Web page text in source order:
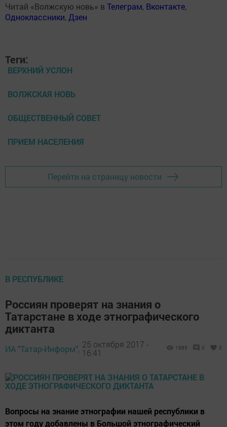
Читай «Волжскую новь» в Телеграм, Вконтакте,
Одноклассники, Дзен
Теги:
ВЕРХНИЙ УСЛОН
ВОЛЖСКАЯ НОВЬ
ОБЩЕСТВЕННЫЙ СОВЕТ
ПРИЕМ НАСЕЛЕНИЯ
Перейти на страницу новости
В РЕСПУБЛИКЕ
Россиян проверят на знания о
Татарстане в ходе этнографического
диктанта
ИА "Татар-Информ", 25 октября 2017 -
16:41
1885 0 0
Вопросы на знание этнографии нашей республики в
этом году добавлены в Большой этнографический